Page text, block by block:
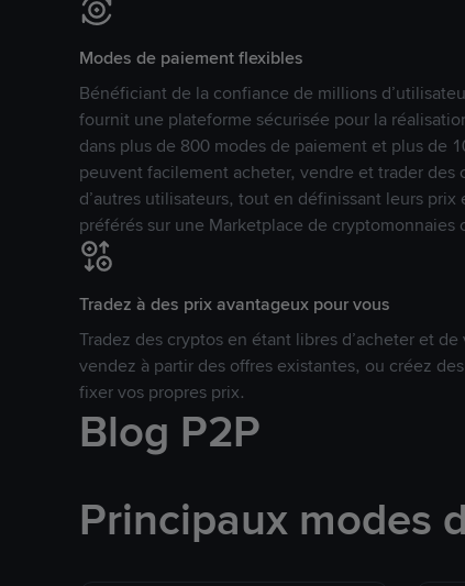
Modes de paiement flexibles
Bénéficiant de la confiance de millions
fournit une plateforme sécurisée pour la
dans plus de 800 modes de paiement et plus de
peuvent facilement acheter, vendre et trader des
d’autres utilisateurs, tout en définissant leurs
préférés sur une Marketplace de cryptomonnaies
Tradez à des prix avantageux pour vous
Tradez des cryptos en étant libres d’acheter et de
vendez à partir des offres existantes, ou créez
fixer vos propres prix.
Blog P2P
Principaux modes